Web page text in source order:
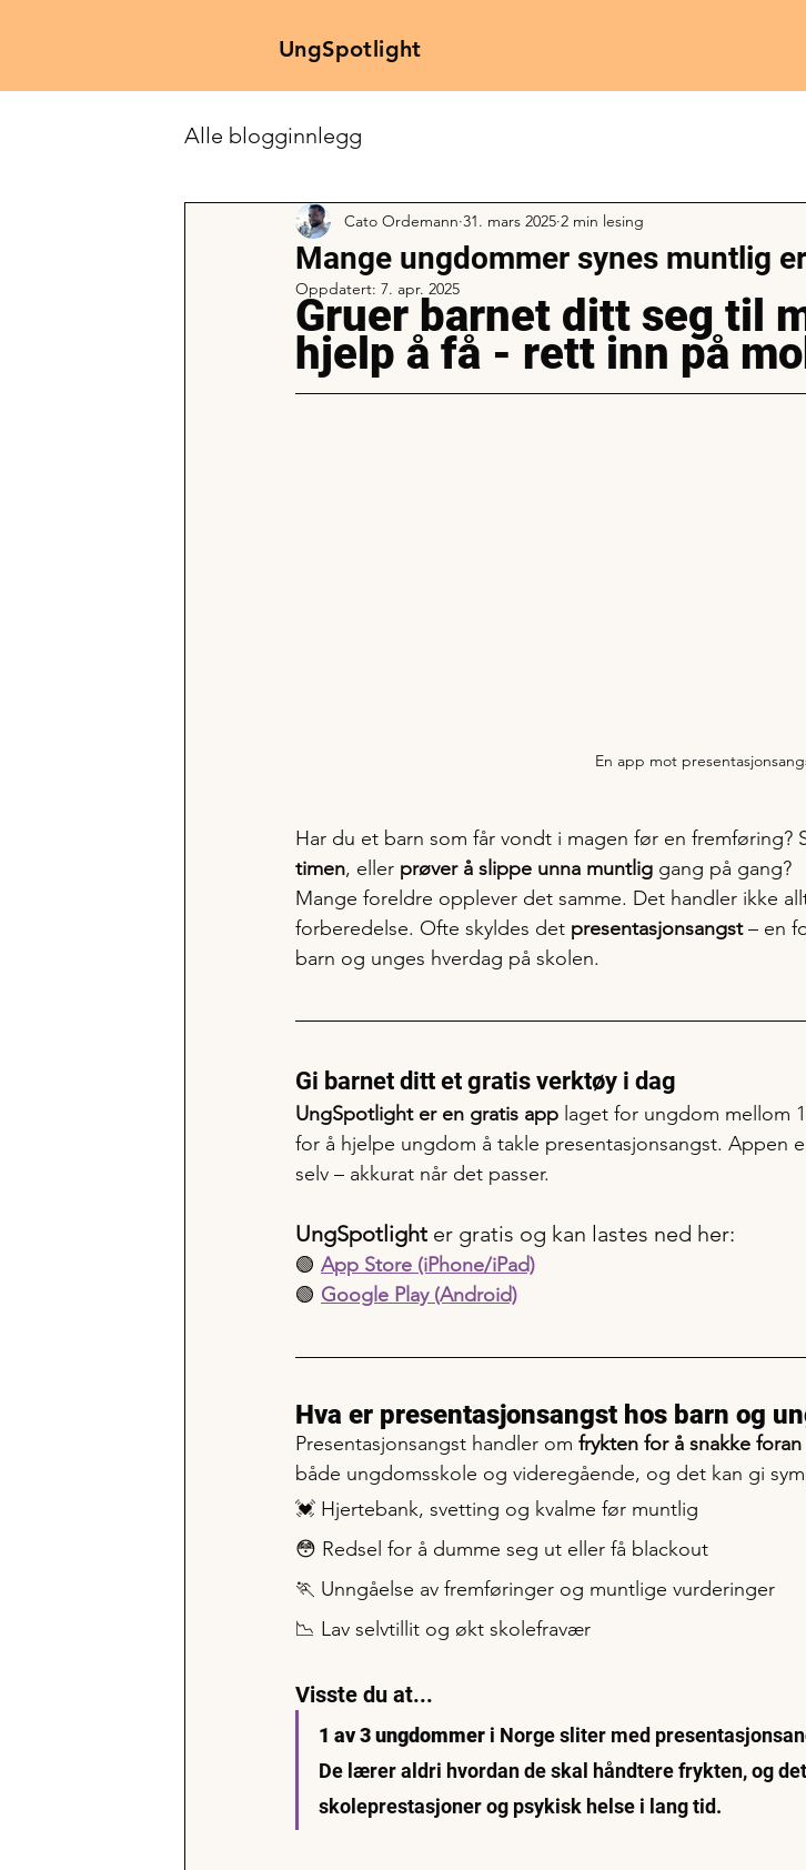
UngSpotlight
Alle blogginnlegg
Mange ungdommer synes muntlig
Cato Ordemann 31. mars 2025 2 min lesing
Oppdatert: 7. apr. 2025
Gruer barnet ditt seg til
hjelp å få - rett inn på
En app mot
Har du et barn som får vondt i magen før en fremføring?
timen, eller prøver å slippe unna muntlig gang på gang?
Mange foreldre opplever det samme. Det handler ikke
forberedelse. Ofte skyldes det presentasjonsangst – en
barn og unges hverdag på skolen.
Gi barnet ditt et gratis verktøy i dag
UngSpotlight er en gratis app laget for ungdom mellom
for å hjelpe ungdom å takle presentasjonsangst. Appen
selv – akkurat når det passer.
UngSpotlight er gratis og kan lastes ned her:
🟢 App Store (iPhone/iPad)
🟢 Google Play (Android)
Hva er presentasjonsangst hos barn og
Presentasjonsangst handler om frykten for å snakke
både ungdomsskole og videregående, og det kan gi
💓 Hjertebank, svetting og kvalme før muntlig
😳 Redsel for å dumme seg ut eller få blackout
🏃 Unngåelse av fremføringer og muntlige vurderinger
📉 Lav selvtillit og økt skolefravær
Visste du at...
1 av 3 ungdommer i Norge sliter med
De lærer aldri hvordan de skal håndtere frykten, og
skoleprestasjoner og psykisk helse i lang tid.